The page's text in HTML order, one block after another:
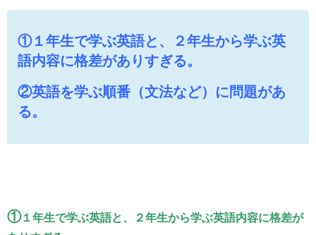
①１年生で学ぶ英語と、２年生から学ぶ英
語内容に格差がありすぎる。
②英語を学ぶ順番（文法など）に問題があ
る。
①１年生で学ぶ英語と、２年生から学ぶ英語内容に格差が